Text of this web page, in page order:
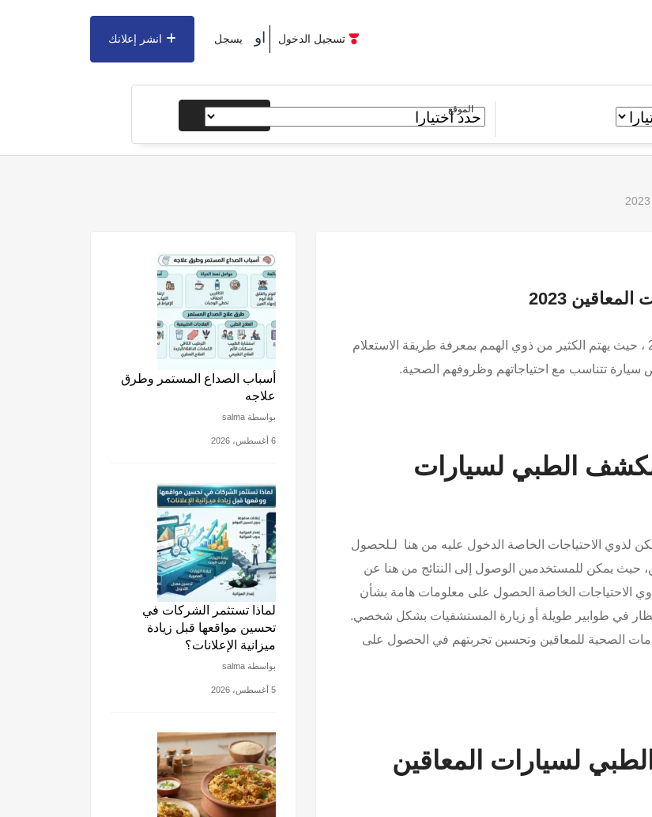
الموقع
يبحث
تسجيل الدخول او يسجل انشر إعلانك
2023
الاستعلام عن نتيجة الكشف الطبي لسيارات المعاقين 2023 ، حيث يهتم الكثير من ذوي الهمم بمعرفة طريقة الاستعلام
تتناسب مع احتياجاتهم وظروفهم الصحية.
الطبي لسيارات
لذوي الاحتياجات الخاصة الدخول عليه من هنا لـلحصول
هنا عن
الاحتياجات الخاصة الحصول على معلومات هامة بشأن
في طوابير طويلة أو زيارة المستشفيات بشكل شخصي.
الصحية للمعاقين وتحسين تجربتهم في الحصول على
لسيارات المعاقين
أسباب الصداع المستمر وطرق
علاجه
بواسطة salma
6 أغسطس، 2026
لماذا تستثمر الشركات في
تحسين مواقعها قبل زيادة
ميزانية الإعلانات؟
بواسطة salma
5 أغسطس، 2026